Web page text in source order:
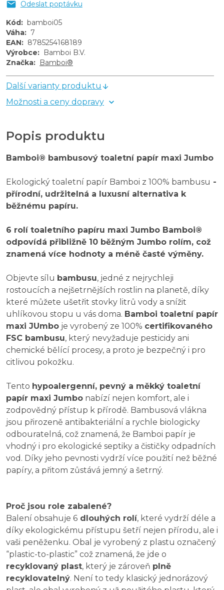
Odeslat poptávku
Kód: bamboi05
Váha: 7
EAN: 8785254168189
Výrobce: Bamboi B.V.
Značka: Bamboi®
Další varianty produktu
Možnosti a ceny dopravy
Popis produktu
Bamboi® bambusový toaletní papír maxi Jumbo
Ekologický toaletní papír Bamboi z 100% bambusu -
přírodní, udržitelná a luxusní alternativa k
běžnému papíru.
6 rolí toaletního papíru maxi Jumbo Bamboi®
odpovídá přibližně 10 běžným Jumbo rolím, což
znamená více hodnoty a méně časté výměny.
Objevte sílu bambusu, jedné z nejrychleji
rostoucích a nejšetrnějších rostlin na planetě, díky
které můžete ušetřit stovky litrů vody a snížit
uhlíkovou stopu u vás doma. Bamboi toaletní papír
maxi JUmbo je vyrobený ze 100% certifikovaného
FSC bambusu, který nevyžaduje pesticidy ani
chemické bělící procesy, a proto je bezpečný i pro
citlivou pokožku.
Tento hypoalergenní, pevný a měkký toaletní
papír maxi Jumbo nabízí nejen komfort, ale i
zodpovědný přístup k přírodě. Bambusová vlákna
jsou přirozeně antibakteriální a rychle biologicky
odbouratelná, což znamená, že Bamboi papír je
vhodný i pro ekologické septiky a čističky odpadních
vod. Díky jeho pevnosti vydrží více použití než běžné
papíry, a přitom zůstává jemný a šetrný.
Proč jsou role zabalené?
Balení obsahuje 6 dlouhých rolí, které vydrží déle a
díky ekologickému přístupu šetří nejen přírodu, ale i
vaši peněženku. Obal je vyrobený z plastu označený
“plastic-to-plastic” což znamená, že jde o
recyklovaný plast, který je zároveň plně
recyklovatelný. Není to tedy klasický jednorázový